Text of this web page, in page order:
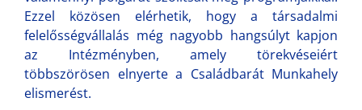
Ezzel közösen elérhetik, hogy a társadalmi
felelősségvállalás még nagyobb hangsúlyt kapjon
az Intézményben, amely törekvéseiért
többszörösen elnyerte a Családbarát Munkahely
elismerést.